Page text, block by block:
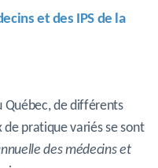
et des IPS de la
Québec, de différents
de pratique variés se sont
des médecins et